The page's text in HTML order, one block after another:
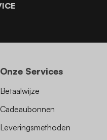
Onze Services
Betaalwijze
Cadeaubonnen
Leveringsmethoden